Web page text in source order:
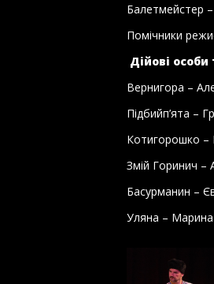
Балетмейстер
Помічники
Дійові
Вернигора –
Підбийп’ята –
Котигорошко –
Змій Горинич –
Басурманин –
Уляна –